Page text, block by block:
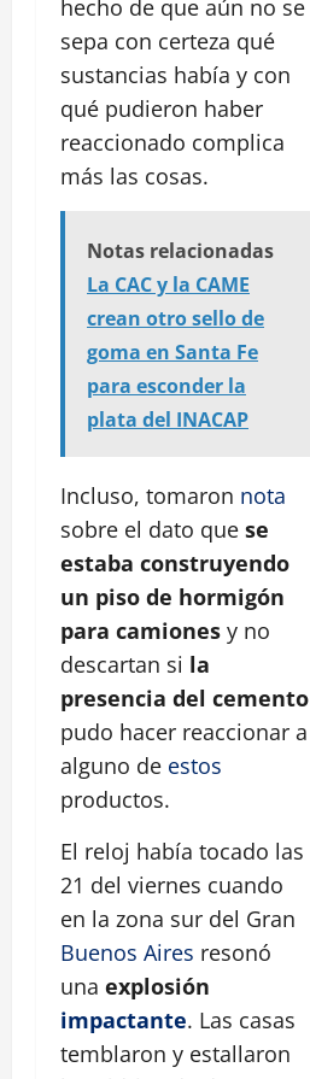
hecho de que aún no se
sepa con certeza qué
sustancias había y con
qué pudieron haber
reaccionado complica
más las cosas.
Notas relacionadas
La CAC y la CAME
crean otro sello de
goma en Santa Fe
para esconder la
plata del INACAP
Incluso, tomaron nota
sobre el dato que se
estaba construyendo
un piso de hormigón
para camiones y no
descartan si la
presencia del cemento
pudo hacer reaccionar a
alguno de estos
productos.
El reloj había tocado las
21 del viernes cuando
en la zona sur del Gran
Buenos Aires resonó
una explosión
impactante. Las casas
temblaron y estallaron